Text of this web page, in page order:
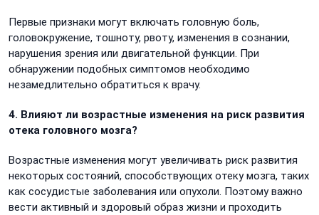
Первые признаки могут включать головную боль,
головокружение, тошноту, рвоту, изменения в сознании,
нарушения зрения или двигательной функции. При
обнаружении подобных симптомов необходимо
незамедлительно обратиться к врачу.
4. Влияют ли возрастные изменения на риск развития
отека головного мозга?
Возрастные изменения могут увеличивать риск развития
некоторых состояний, способствующих отеку мозга, таких
как сосудистые заболевания или опухоли. Поэтому важно
вести активный и здоровый образ жизни и проходить